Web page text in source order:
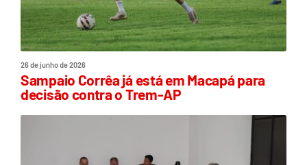
26 de junho de 2026
Sampaio Corrêa já está em Macapá para
decisão contra o Trem-AP